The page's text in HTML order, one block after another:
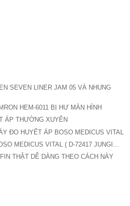
SEVEN LINER JAM 05 VÀ NHUNG
HEM-6011 BỊ HƯ MÀN HÌNH
ÁP THƯỜNG XUYÊN
ĐO HUYẾT ÁP BOSO MEDICUS VITAL
MEDICUS VITAL ( D-72417 JUNGI...
THẬT DỄ DÀNG THEO CÁCH NÀY